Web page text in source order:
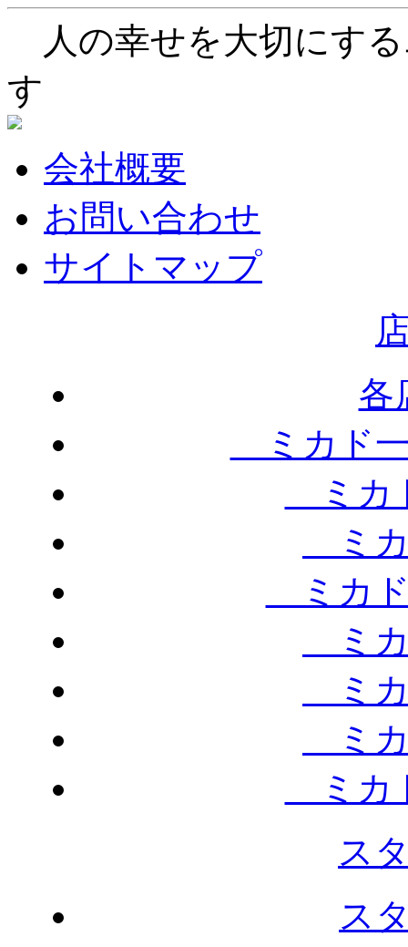
人の幸せを大切にす
す
会社概要
お問い合わせ
サイトマップ
各
ミカド
ミカ
ミカ
ミカド
ミカ
ミカ
ミカ
ミカ
ス
ス